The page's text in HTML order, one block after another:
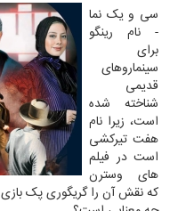
سی و یک نما
- نام رینگو
برای
سینماروهای
قدیمی
شناخته شده
است، زیرا نام
هفت تیرکشی
است در فیلم
های وسترن
که نقش آن را گریگوری پک